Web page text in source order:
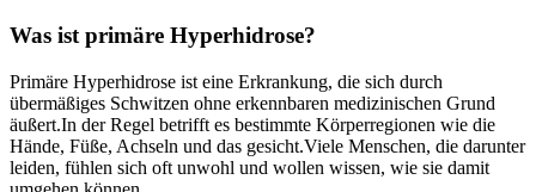
Was ist primäre Hyperhidrose?
Primäre Hyperhidrose ist‍ eine Erkrankung, die⁣ sich durch
übermäßiges Schwitzen ohne erkennbaren medizinischen Grund
äußert.In der Regel betrifft es⁣ bestimmte Körperregionen wie die
Hände, Füße, Achseln und das gesicht.Viele Menschen, die darunter
leiden,​ fühlen sich oft unwohl und wollen wissen, wie ⁤sie damit